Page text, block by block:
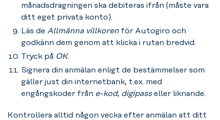
månadsdragningen ska debiteras ifrån (måste vara
ditt eget privata konto).
Läs de Allmänna villkoren för Autogiro och
godkänn dem genom att klicka i rutan bredvid.
Tryck på OK.
Signera din anmälan enligt de bestämmelser som
gäller just din internetbank, t.ex. med
engångskoder från e-kod, digipasseller liknande.
Kontrollera alltid någon vecka efter anmälan att ditt